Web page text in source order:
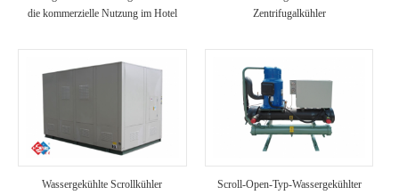
die kommerzielle Nutzung im Hotel
Zentrifugalkühler
Wassergekühlte Scrollkühler
Scroll-Open-Typ-Wassergekühlter